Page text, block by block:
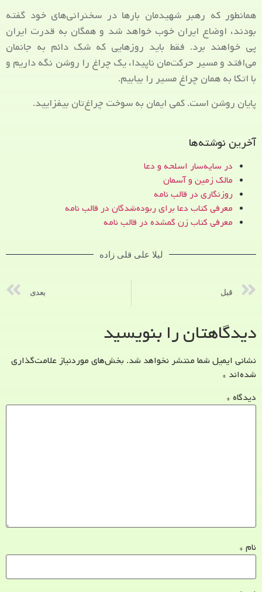
همانطور که رهبر شهیدمان بارها در سخنرانی‌های خود گفته
بودند، اوضاع ایران خوب خواهد شد و همگان به قدرت ایران
پی خواهند برد. فقط باید روزهایی که شک دائم به جانمان
می‌افتد و مسیر حرکت‌مان ناپیدا، یک چراغ را روشن نگه داریم و
با اتکا به همان چراغ مسیر را بیابیم.
پایان روشن است. کمی ایمان به سوخت چراغ‌تان بیفزایید.
آخرین نوشته‌ها
در سایه‌سار اسلحه و دعا
مالک زمین و آسمان
روزنگاری در قالب نامه
معرفی کتاب دعا برای ربوده‌شدگان در قالب نامه
معرفی کتاب زن‌ گمشده در قالب نامه
لیلا علی قلی زاده
قبل بعدی
دیدگاهتان را بنویسید
نشانی ایمیل شما منتشر نخواهد شد. بخش‌های موردنیاز علامت‌گذاری
شده‌اند *
دیدگاه *
نام *